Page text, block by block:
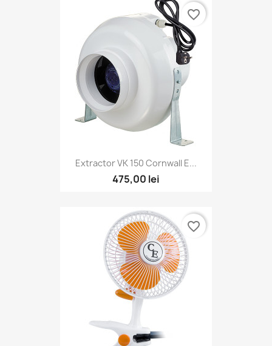
Extractor VK 150 Cornwall E...
475,00 lei
favorite_border
favorite_border